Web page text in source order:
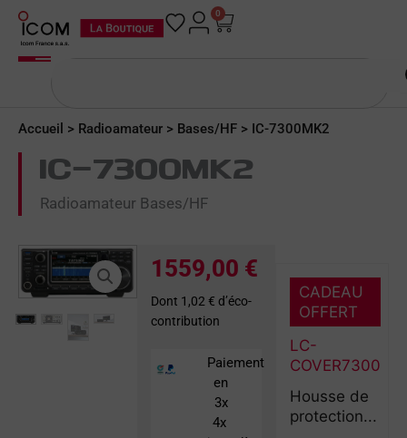
Aller
contenu
0
Panier
Accueil > Radioamateur > Bases/HF > IC-7300MK2
IC-7300MK2
Radioamateur Bases/HF
1559,00 €
Dont 1,02 € d’éco-
contribution
Paiement
en
3x
4x
CADEAU
OFFERT
LC-
COVER7300
Housse de
protection...